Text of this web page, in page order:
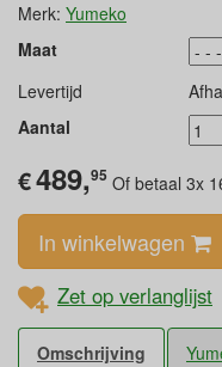
Merk: Yumeko
Maat
Levertijd
Aantal
€489,95 Of betaal 3x
In winkelwagen
Zet op verlanglijst
Omschrijving